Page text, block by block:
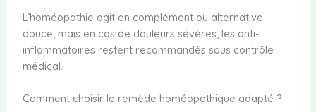
L’homéopathie agit en complément ou alternative
douce, mais en cas de douleurs sévères, les anti-
inflammatoires restent recommandés sous contrôle
médical.
Comment choisir le remède homéopathique adapté ?